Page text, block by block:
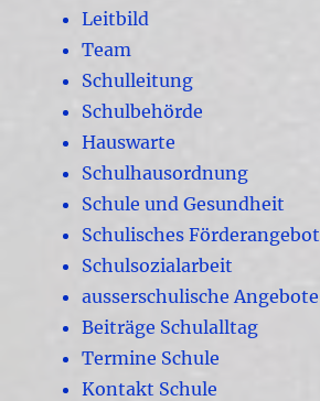
Leitbild
Team
Schulleitung
Schulbehörde
Hauswarte
Schulhausordnung
Schule und Gesundheit
Schulisches Förderangebot
Schulsozialarbeit
ausserschulische Angebote
Beiträge Schulalltag
Termine Schule
Kontakt Schule